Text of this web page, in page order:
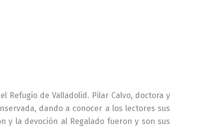
Refugio de Valladolid. Pilar Calvo, doctora y
dando a conocer a los lectores sus
y la devoción al Regalado fueron y son sus